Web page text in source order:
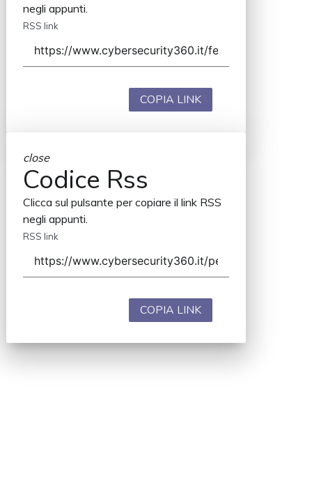
negli appunti.
RSS link
COPIA LINK
close
Codice Rss
Clicca sul pulsante per copiare il link RSS
negli appunti.
RSS link
COPIA LINK